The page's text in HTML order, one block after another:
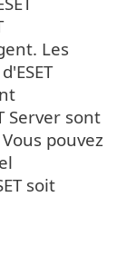
Les
Server sont
pouvez
soit